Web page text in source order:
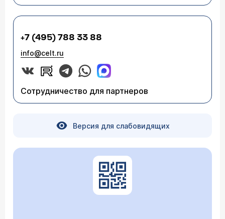
+7 (495) 788 33 88
info@celt.ru
Сотрудничество для партнеров
Версия для слабовидящих